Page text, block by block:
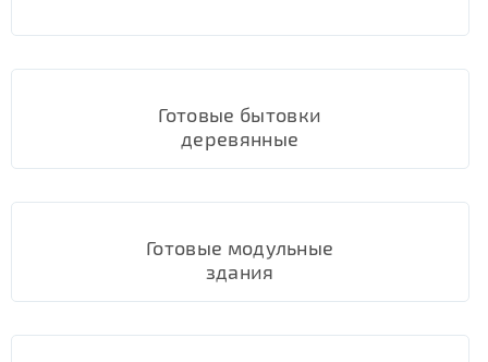
Готовые бытовки
деревянные
Готовые модульные
здания